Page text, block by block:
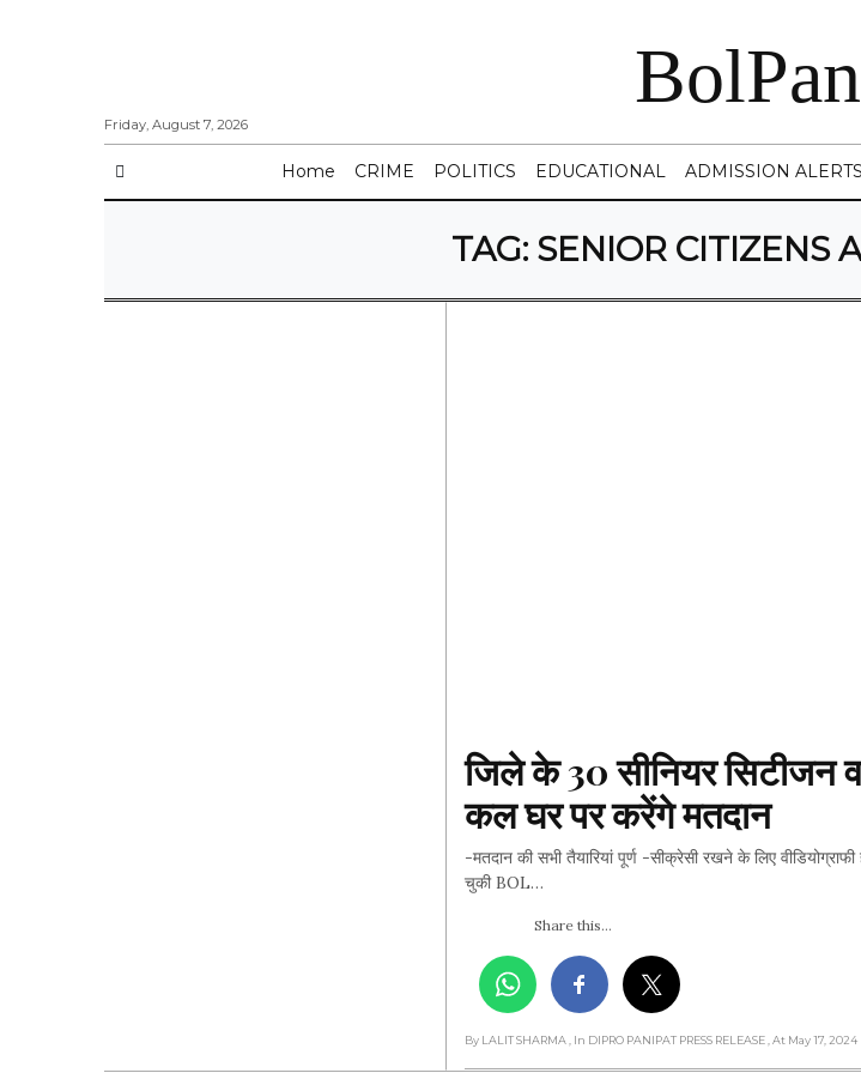
Friday, August 7, 2026
Home CRIME POLITICS EDUCATIONAL ADMISSION ALERTS
TAG: SENIOR CITIZENS
जिले के 30 सीनियर सिटीजन व
कल घर पर करेंगे मतदान
-मतदान की सभी तैयारियां पूर्ण -सीक्रेसी रखने के लिए वीडियोग्राफी
चुकी BOL…
Share this...
By LALIT SHARMA , In DIPRO PANIPAT PRESS RELEASE , At May 17, 2024